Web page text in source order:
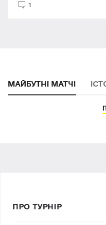
1
МАЙБУТНІ МАТЧІ
ПРО ТУРНІР